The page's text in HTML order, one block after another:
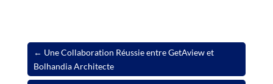
← Une Collaboration Réussie entre GetAview et
Bolhandia Architecte